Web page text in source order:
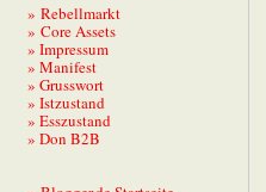
» Rebellmarkt
» Core Assets
» Impressum
» Manifest
» Grusswort
» Istzustand
» Esszustand
» Don B2B